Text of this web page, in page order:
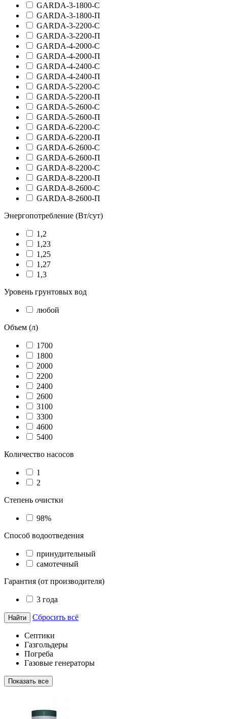
GARDA-3-1800-C
GARDA-3-1800-П
GARDA-3-2200-C
GARDA-3-2200-П
GARDA-4-2000-C
GARDA-4-2000-П
GARDA-4-2400-C
GARDA-4-2400-П
GARDA-5-2200-C
GARDA-5-2200-П
GARDA-5-2600-C
GARDA-5-2600-П
GARDA-6-2200-C
GARDA-6-2200-П
GARDA-6-2600-C
GARDA-6-2600-П
GARDA-8-2200-C
GARDA-8-2200-П
GARDA-8-2600-C
GARDA-8-2600-П
Энергопотребление (Вт/сут)
1,2
1,23
1,25
1,27
1,3
Уровень грунтовых вод
любой
Объем (л)
1700
1800
2000
2200
2400
2600
3100
3300
4600
5400
Количество насосов
1
2
Степень очистки
98%
Способ водоотведения
принудительный
самотечный
Гарантия (от производителя)
3 года
Найти Сбросить всё
Септики
Газгольдеры
Погреба
Газовые генераторы
Показать все